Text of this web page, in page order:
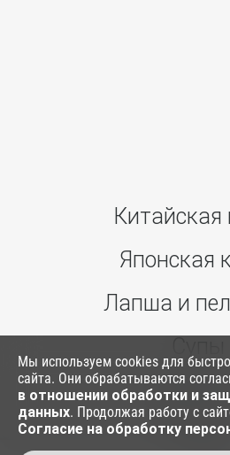
Китайская
Японская
Лапша и
Ким
Соусы
Мы используем cookies для
сайта. Они обрабатываются
в отношении обработки и
данных. Продолжая работу с
Согласие на обработку